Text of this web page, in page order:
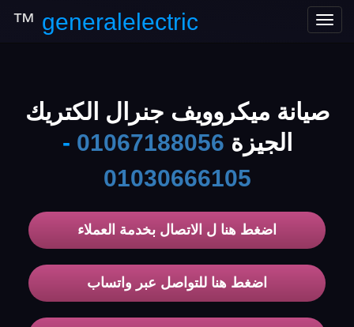
Toggle
generalelectric
™
صيانة ميكروويف جنرال الكتريك
الجيزة 01067188056
-
01030666105
اضغط هنا ل الاتصال بخدمة العملاء
اضغط هنا للتواصل عبر واتساب